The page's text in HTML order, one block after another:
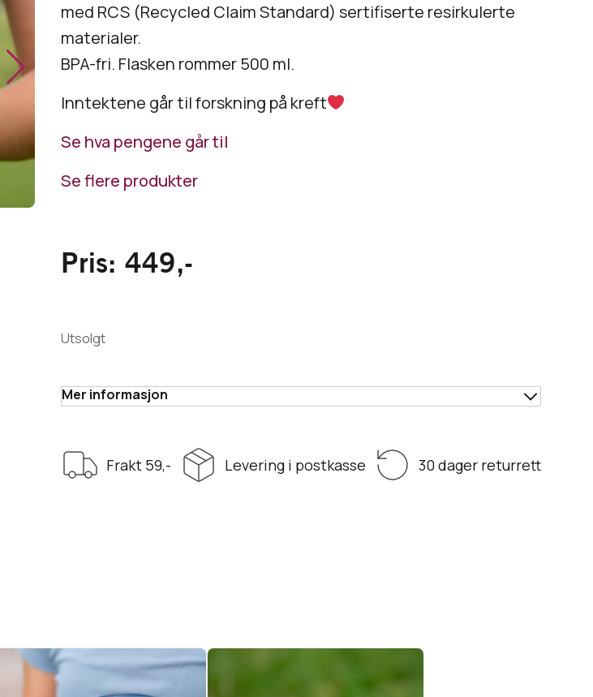
med RCS (Recycled Claim Standard) sertifiserte resirkulerte
materialer.
BPA-fri. Flasken rommer 500 ml.
Inntektene går til forskning på kreft
Se hva pengene går til
Se flere produkter
Pris: 449,-
Utsolgt
Mer informasjon
Frakt 59,- Levering i postkasse 30 dager returrett
Termokopp